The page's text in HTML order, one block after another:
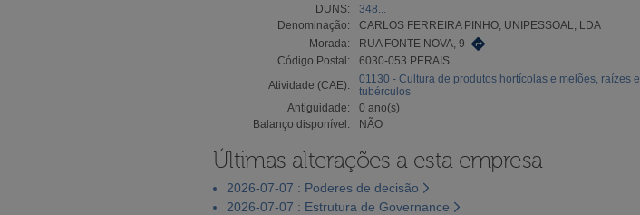
DUNS:
348...
Denominação:
CARLOS FERREIRA PINHO, UNIPESSOAL, LDA
Morada:
RUA FONTE NOVA, 9
Código Postal:
6030-053 PERAIS
Atividade (CAE):
01130 - Cultura de produtos hortícolas e melões, raízes e
tubérculos
Antiguidade:
0 ano(s)
Balanço disponível:
NÃO
Últimas alterações a esta empresa
2026-07-07 : Poderes de decisão
2026-07-07 : Estrutura de Governance